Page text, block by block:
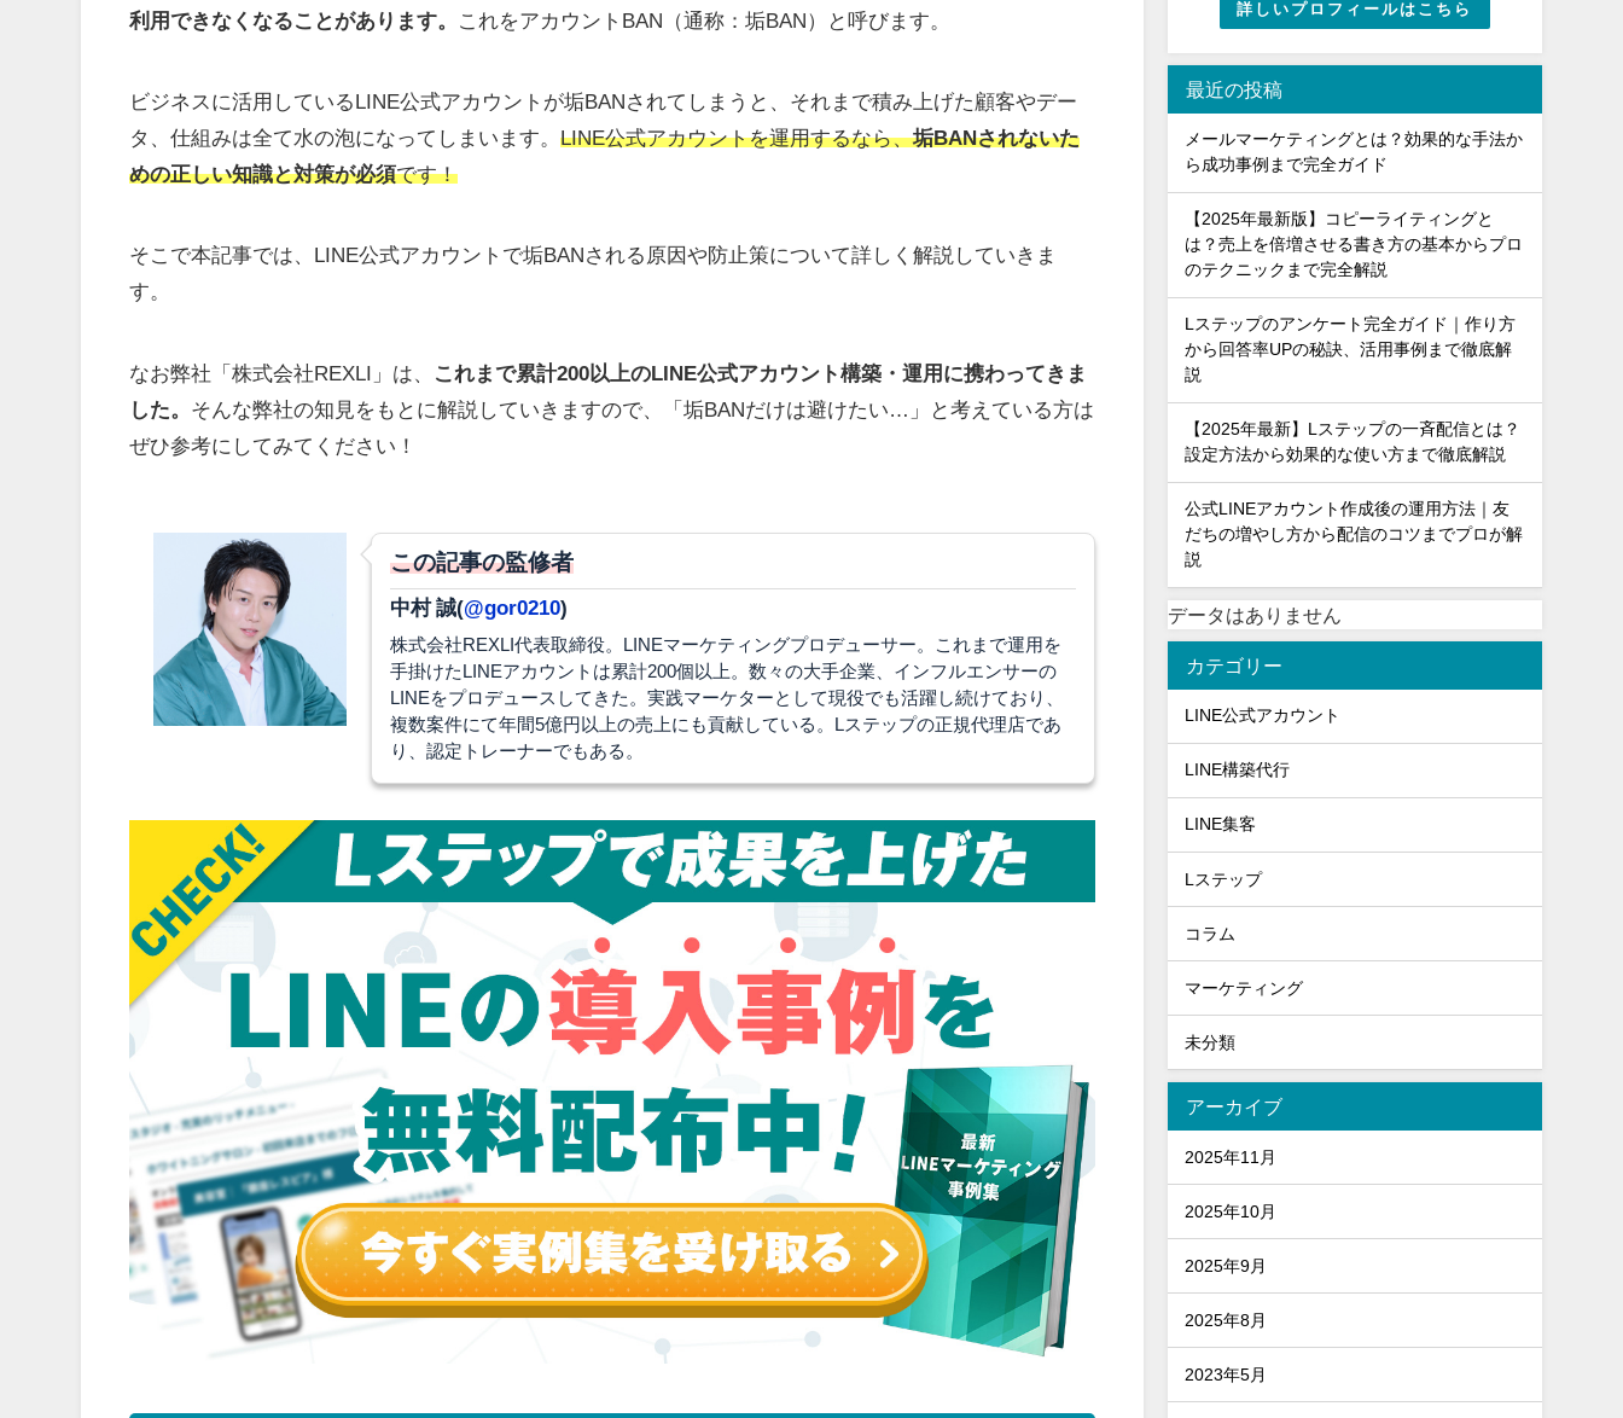
利用できなくなることがあります。
これをアカウントBAN（通称：垢BAN）と呼びます。
ビジネスに活用しているLINE公式アカウントが垢BANされてしまうと、それまで積み上げた顧客やデー
タ、仕組みは全て水の泡になってしまいます。LINE公式アカウントを運用するなら、垢BANされないた
めの正しい知識と対策が必須です！
そこで本記事では、LINE公式アカウントで垢BANされる原因や防止策について詳しく解説していきま
す。
なお弊社「株式会社REXLI」は、
これまで累計200以上のLINE公式アカウント構築・運用に携わってきま
した。 そんな弊社の知見をもとに解説していきますので、「垢BANだけは避けたい…」と考えている方は
ぜひ参考にしてみてください！
この記事の監修者
中村 誠(@gor0210)
株式会社REXLI代表取締役。LINEマーケティングプロデューサー。これまで運用を
手掛けたLINEアカウントは累計200個以上。数々の大手企業、インフルエンサーの
LINEをプロデュースしてきた。実践マーケターとして現役でも活躍し続けており、
複数案件にて年間5億円以上の売上にも貢献している。Lステップの正規代理店であ
り、認定トレーナーでもある。
詳しいプロフィールはこちら
最近の投稿
メールマーケティングとは？効果的な手法か
ら成功事例まで完全ガイド
【2025年最新版】コピーライティングと
は？売上を倍増させる書き方の基本からプロ
のテクニックまで完全解説
Lステップのアンケート完全ガイド｜作り方
から回答率UPの秘訣、活用事例まで徹底解
説
【2025年最新】Lステップの一斉配信とは？
設定方法から効果的な使い方まで徹底解説
公式LINEアカウント作成後の運用方法｜友
だちの増やし方から配信のコツまでプロが解
説
データはありません
カテゴリー
LINE公式アカウント
LINE構築代行
LINE集客
Lステップ
コラム
マーケティング
未分類
アーカイブ
2025年11月
2025年10月
2025年9月
2025年8月
2023年5月